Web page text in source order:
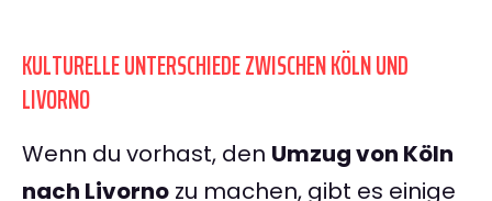
KULTURELLE UNTERSCHIEDE ZWISCHEN KÖLN UND
LIVORNO
Wenn du vorhast, den Umzug von Köln
nach Livorno zu machen, gibt es einige